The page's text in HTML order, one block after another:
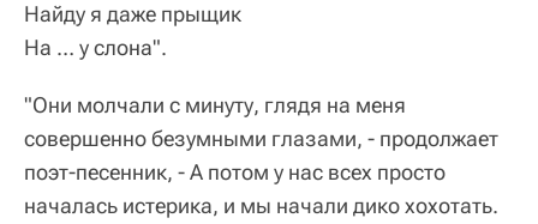
Найду я даже прыщик
На … у слона".
"Они молчали с минуту, глядя на меня
совершенно безумными глазами, - продолжает
поэт-песенник, - А потом у нас всех просто
началась истерика, и мы начали дико хохотать.